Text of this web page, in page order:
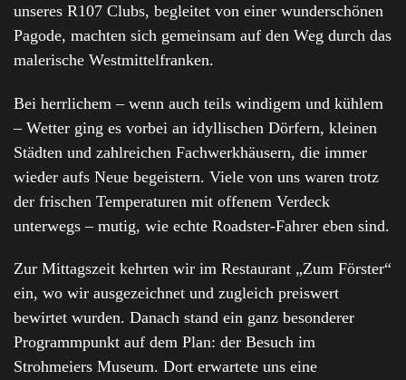
unseres R107 Clubs, begleitet von einer wunderschönen
Pagode, machten sich gemeinsam auf den Weg durch das
malerische Westmittelfranken.
Bei herrlichem – wenn auch teils windigem und kühlem
– Wetter ging es vorbei an idyllischen Dörfern, kleinen
Städten und zahlreichen Fachwerkhäusern, die immer
wieder aufs Neue begeistern. Viele von uns waren trotz
der frischen Temperaturen mit offenem Verdeck
unterwegs – mutig, wie echte Roadster-Fahrer eben sind.
Zur Mittagszeit kehrten wir im Restaurant „Zum Förster“
ein, wo wir ausgezeichnet und zugleich preiswert
bewirtet wurden. Danach stand ein ganz besonderer
Programmpunkt auf dem Plan: der Besuch im
Strohmeiers Museum. Dort erwartete uns eine